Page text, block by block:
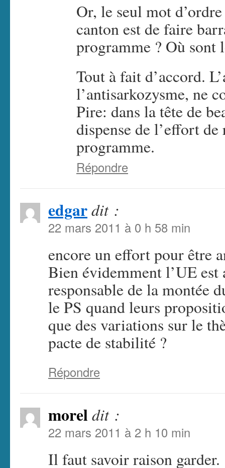
Or, le seul mot
canton est de faire
programme ? Où sont
Tout à fait d’accord.
l’antisarkozysme, ne
Pire: dans la tête de
dispense de l’effort
programme.
Répondre
edgardit :
22 mars 2011 à 0 h 58 min
encore un effort pour être
Bien évidemment l’UE
responsable de la montée
le PS quand leurs
que des variations sur le
pacte de stabilité ?
Répondre
morel dit :
22 mars 2011 à 2 h 10 min
Il faut savoir raison garder.